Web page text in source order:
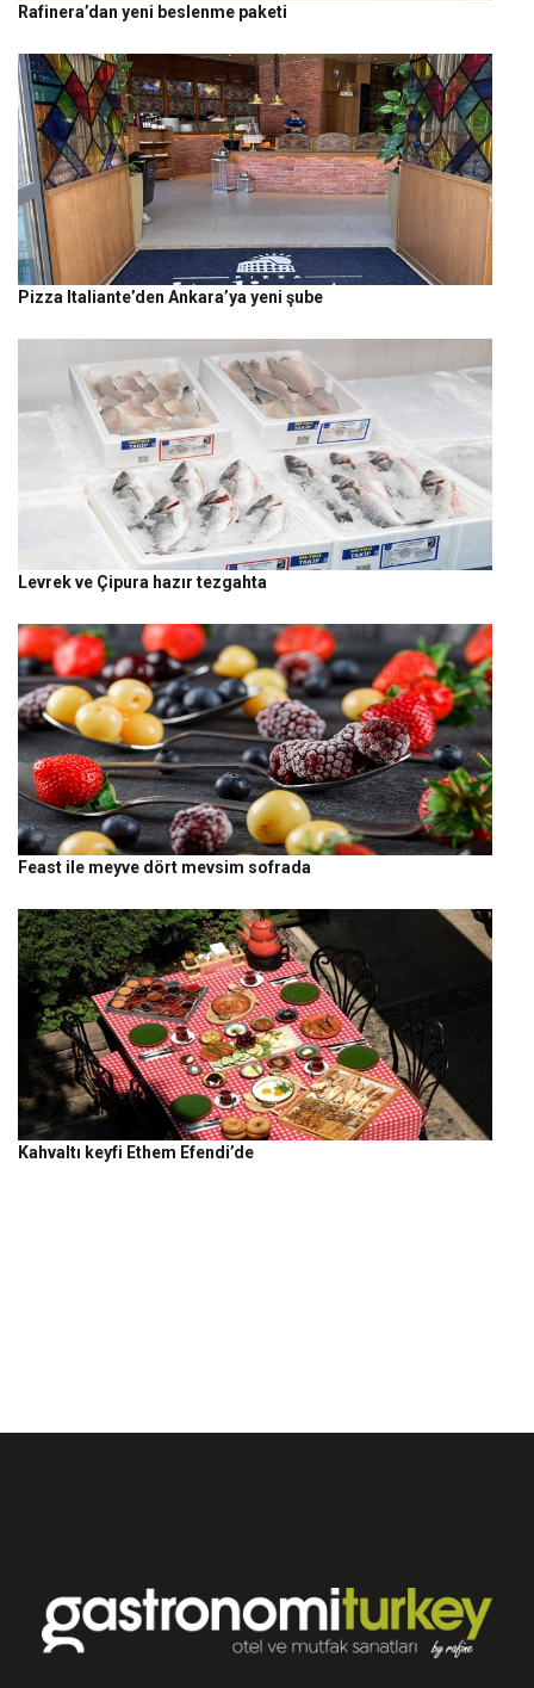
Rafinera’dan yeni beslenme paketi
Pizza Italiante’den Ankara’ya yeni şube
Levrek ve Çipura hazır tezgahta
Feast ile meyve dört mevsim sofrada
Kahvaltı keyfi Ethem Efendi’de